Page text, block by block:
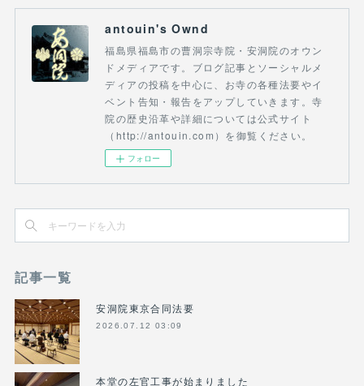
antouin's Ownd
福島県福島市の曹洞宗寺院・安洞院のオウン
ドメディアです。ブログ記事とソーシャルメ
ディアの投稿を中心に、お寺の各種法要やイ
ベント告知・報告をアップしていきます。寺
院の歴史沿革や詳細については公式サイト
（http://antouin.com）を御覧ください。
フォロー
記事一覧
安洞院東京合同法要
2026.07.12 03:09
本堂の左官工事が始まりました